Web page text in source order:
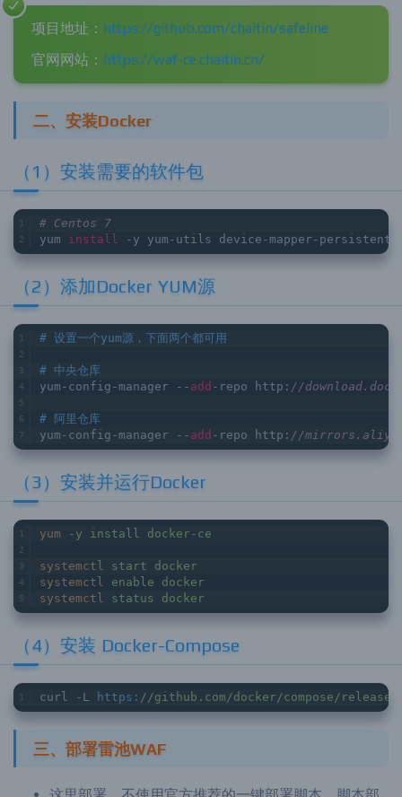
项目地址： https://github.com/chaitin/safeline
官网网站： https://waf-ce.chaitin.cn/
二、安装Docker
（1）安装需要的软件包
# Centos 7
yum install -y yum-utils device-mapper-persistent-
（2）添加Docker YUM源
# 设置一个yum源，下面两个都可用
# 中央仓库
yum-config-manager -- add -repo http: //
# 阿里仓库
yum-config-manager -- add -repo http: //
（3）安装并运行Docker
yum -y install docker-ce
systemctl
start docker
systemctl
enable docker
systemctl
status docker
（4）安装 Docker-Compose
curl -L https: / /github.com/docker /compose/releases
三、部署雷池WAF